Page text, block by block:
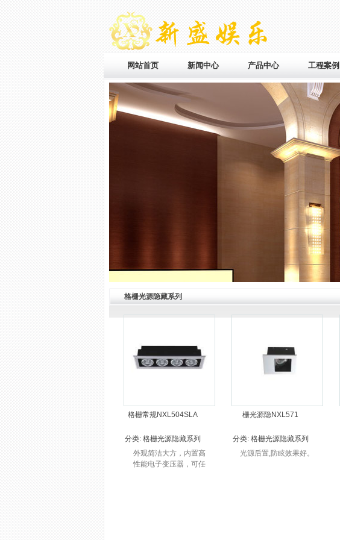
网站首页 新闻中心 产品中心 工程案例
格栅光源隐藏系列
格栅常规NXL504SLA
分类: 格栅光源隐藏系列
外观简洁大方，内置高
性能电子变压器，可任
栅光源隐NXL571
分类: 格栅光源隐藏系列
光源后置,防眩效果好。